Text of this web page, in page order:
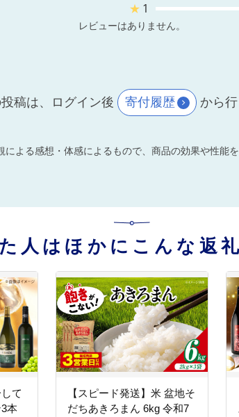
★ 1
レビューはありません。
稿は、ログイン後 寄付履歴 から
よる感想・体感によるもので、商品の効果や性能
人はほかにこんな返
て
本
【スピード発送】米 盆地そ
だちあきろまん 6kg 令和7